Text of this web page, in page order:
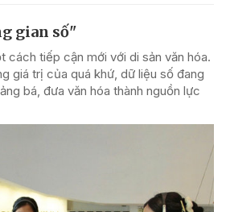
gian số"
cách tiếp cận mới với di sản văn hóa.
giá trị của quá khứ, dữ liệu số đang
bá, đưa văn hóa thành nguồn lực